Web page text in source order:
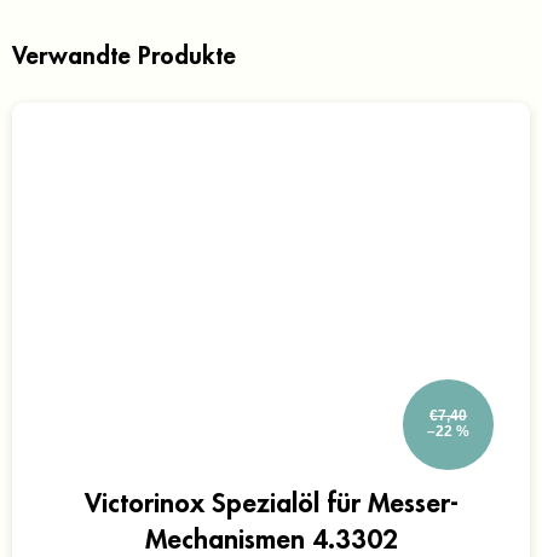
Verwandte Produkte
€7,40
–22 %
Victorinox Spezialöl für Messer-
Mechanismen 4.3302